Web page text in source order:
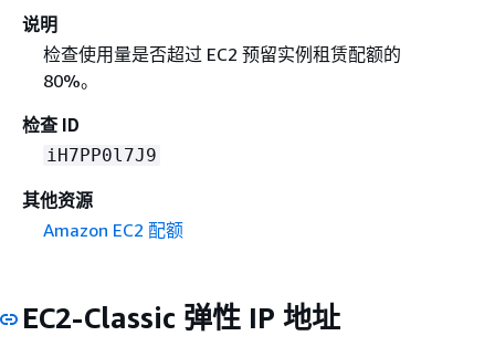
说明
检查使用量是否超过 EC2 预留实例租赁配额的
80%。
检查 ID
iH7PP0l7J9
其他资源
Amazon EC2 配额
EC2-Classic 弹性 IP 地址